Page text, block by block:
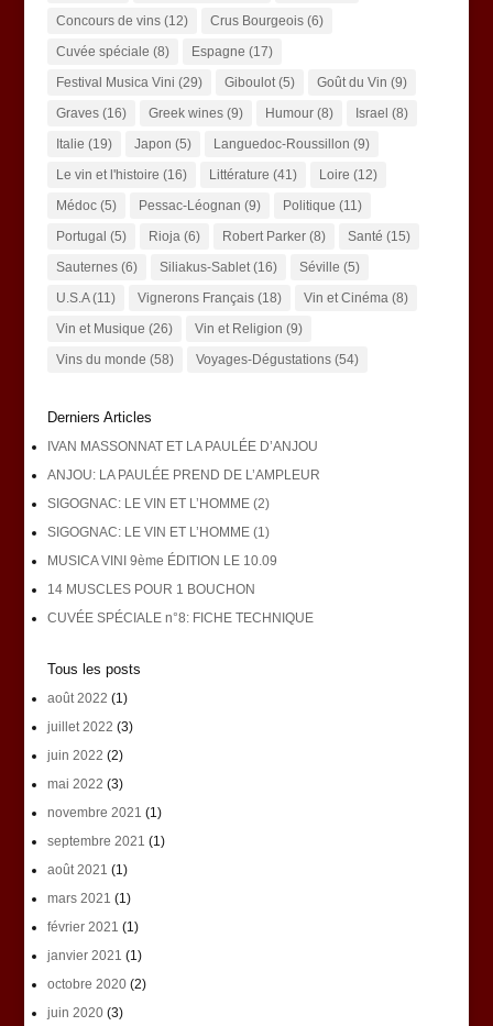
Concours de vins(12) Crus Bourgeois(6)
Cuvée spéciale (8) Espagne (17)
Festival Musica Vini (29) Giboulot(5) Goût du Vin (9)
Graves(16) Greek wines(9) Humour(8) Israel (8)
Italie (19) Japon (5) Languedoc-Roussillon (9)
Le vin et l'histoire (16) Littérature (41) Loire (12)
Médoc(5) Pessac-Léognan (9) Politique (11)
Portugal (5) Rioja(6) Robert Parker(8) Santé (15)
Sauternes(6) Siliakus-Sablet(16) Séville (5)
U.S.A(11) Vignerons Français(18) Vin et Cinéma(8)
Vin et Musique (26) Vin et Religion (9)
Vins du monde (58) Voyages-Dégustations(54)
Derniers Articles
IVAN MASSONNAT ET LA PAULÉE D’ANJOU
ANJOU: LA PAULÉE PREND DE L’AMPLEUR
SIGOGNAC: LE VIN ET L’HOMME (2)
SIGOGNAC: LE VIN ET L’HOMME (1)
MUSICA VINI 9ème ÉDITION LE 10.09
14 MUSCLES POUR 1 BOUCHON
CUVÉE SPÉCIALE n°8: FICHE TECHNIQUE
Tous les posts
août 2022 (1)
juillet 2022 (3)
juin 2022 (2)
mai 2022 (3)
novembre 2021 (1)
septembre 2021 (1)
août 2021 (1)
mars 2021 (1)
février 2021 (1)
janvier 2021 (1)
octobre 2020(2)
juin 2020(3)